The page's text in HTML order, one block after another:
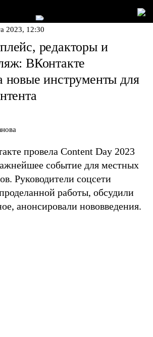
2023, 12:30
редакторы и
ВКонтакте
новые инструменты для
провела Content Day 2023
событие для местных
Руководители соцсети
работы, обсудили
анонсировали нововведения.